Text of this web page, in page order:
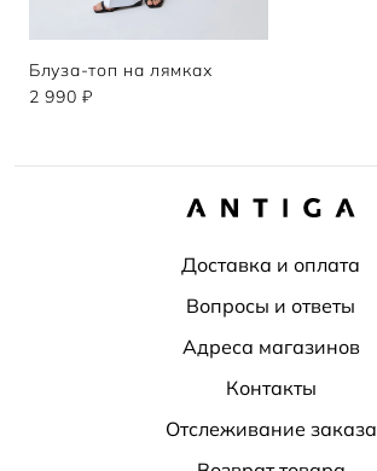
Блуза-топ на лямках
2 990 ₽
Доставка и оплата
Вопросы и ответы
Адреса магазинов
Контакты
Отслеживание заказа